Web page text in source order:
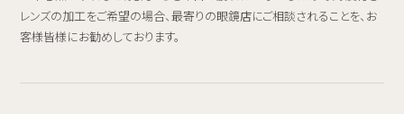
レンズの加工をご希望の場合、最寄りの眼鏡店にご相談されることを、お
客様皆様にお勧めしております。